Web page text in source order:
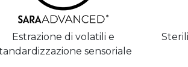
Estrazione di volatili e
sensoriale